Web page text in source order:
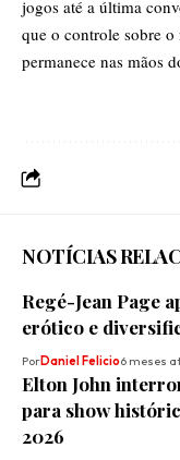
jogos até a última
que o controle sobre o
permanece nas mãos
NOTÍCIAS
Regé-Jean Page
erótico e
PorDaniel Felicio6 meses
​Elton John
para show
2026